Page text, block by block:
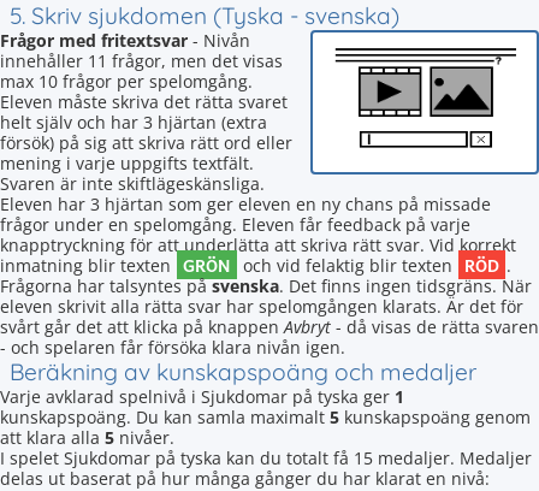
5. Skriv sjukdomen (Tyska - svenska)
Frågor med fritextsvar - Nivån
innehåller 11 frågor, men det visas
max 10 frågor per spelomgång.
Eleven måste skriva det rätta svaret
helt själv och har 3 hjärtan (extra
försök) på sig att skriva rätt ord eller
mening i varje uppgifts textfält.
Svaren är inte skiftlägeskänsliga.
Eleven har 3 hjärtan som ger eleven en ny chans på missade
frågor under en spelomgång. Eleven får feedback på varje
knapptryckning för att underlätta att skriva rätt svar. Vid korrekt
inmatning blir texten GRÖN och vid felaktig blir texten RÖD .
Frågorna har talsyntes påsvenska. Det finns ingen tidsgräns. När
eleven skrivit alla rätta svar har spelomgången klarats. Är det för
svårt går det att klicka på knappenAvbryt - då visas de rätta svaren
- och spelaren får försöka klara nivån igen.
Beräkning av kunskapspoäng och medaljer
Varje avklarad spelnivå i Sjukdomar på tyska ger 1
kunskapspoäng. Du kan samla maximalt 5 kunskapspoäng genom
att klara alla 5 nivåer.
I spelet Sjukdomar på tyska kan du totalt få 15 medaljer. Medaljer
delas ut baserat på hur många gånger du har klarat en nivå: